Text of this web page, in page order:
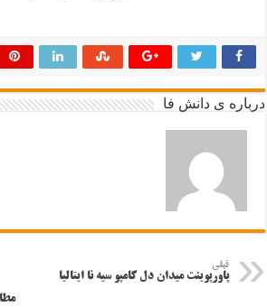
درباره ی دانش فا
قبلی
پاورپوینت میدان دل کامپو سیه نا ایتالیا